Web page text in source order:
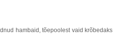
hambaid, tõepoolest vaid krõbedaks